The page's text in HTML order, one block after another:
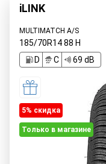
iLINK
MULTIMATCH A/S
185/70R1488 H
D
C 69 dB
5% cкидка
Только в магазине